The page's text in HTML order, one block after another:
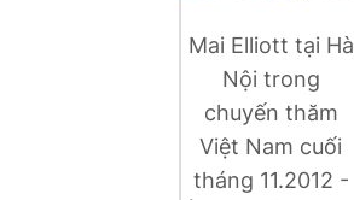
Đọc Thanh Niên trên điện thoại
Mai Elliott tại Hà
Nội trong
chuyến thăm
Việt Nam cuối
tháng 11.2012 -